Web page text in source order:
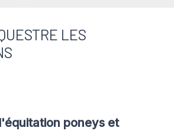
LES
poneys et